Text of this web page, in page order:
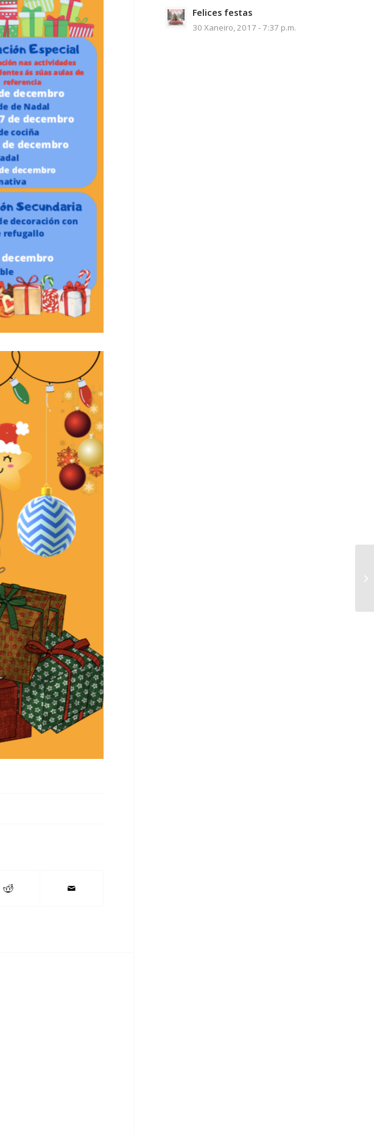
Felices festas
30 Xaneiro, 2017 - 7:37 p.m.